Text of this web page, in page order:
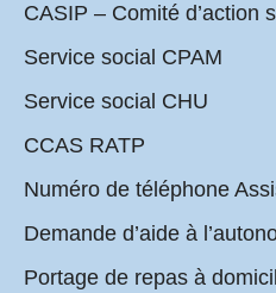
CASIP – Comité d’action
Service social CPAM
Service social CHU
CCAS RATP
Numéro de téléphone
Demande d’aide à
Portage de repas à